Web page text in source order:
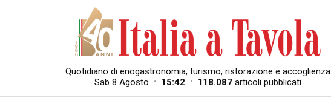
Quotidiano di enogastronomia, turismo, ristorazione e accoglienza
Sab 8 Agosto • 15:42 • 118.087 articoli pubblicati